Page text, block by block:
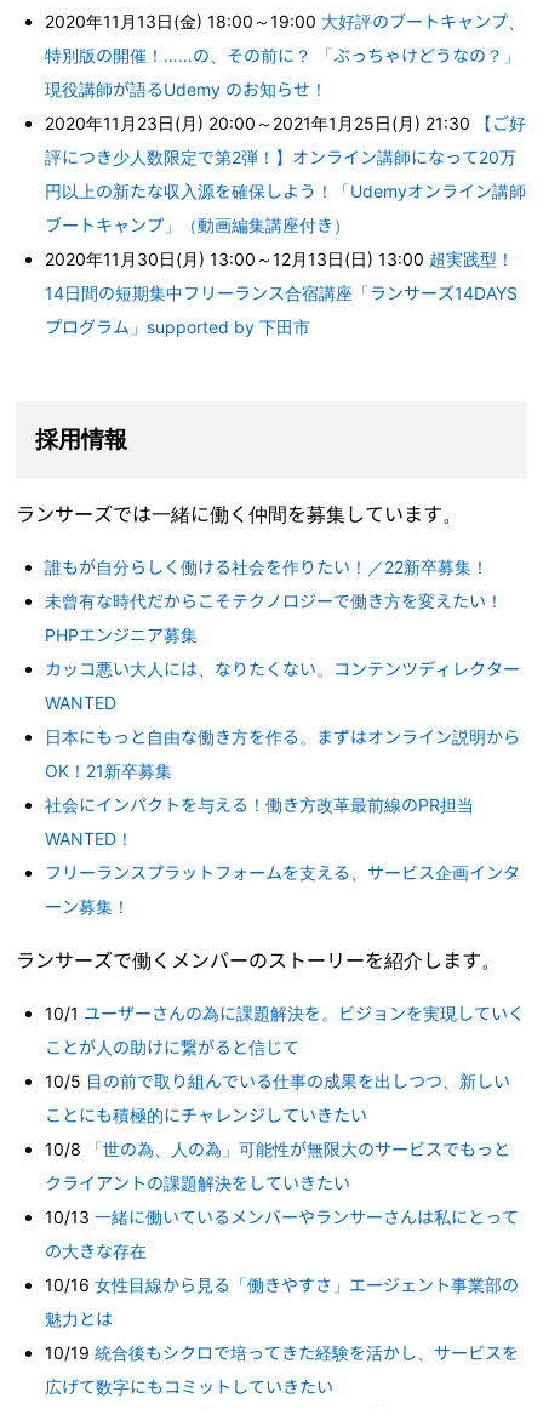
2020年11月13日(金) 18:00～19:00 大好評のブートキャンプ、
特別版の開催！……の、その前に？ 「ぶっちゃけどうなの？」
現役講師が語るUdemy のお知らせ！
2020年11月23日(月) 20:00～2021年1月25日(月) 21:30
【ご好
評につき少人数限定で第2弾！】オンライン講師になって20万
円以上の新たな収入源を確保しよう！「Udemyオンライン講師
ブートキャンプ」（動画編集講座付き）
2020年11月30日(月) 13:00～12月13日(日) 13:00 超実践型！
14日間の短期集中フリーランス合宿講座「ランサーズ14DAYS
プログラム」supported by 下田市
採用情報
ランサーズでは一緒に働く仲間を募集しています。
誰もが自分らしく働ける社会を作りたい！／22新卒募集！
未曾有な時代だからこそテクノロジーで働き方を変えたい！
PHPエンジニア募集
カッコ悪い大人には、なりたくない。コンテンツディレクター
WANTED
日本にもっと自由な働き方を作る。まずはオンライン説明から
OK！21新卒募集
社会にインパクトを与える！働き方改革最前線のPR担当
WANTED！
フリーランスプラットフォームを支える、サービス企画インタ
ーン募集！
ランサーズで働くメンバーのストーリーを紹介します。
10/1 ユーザーさんの為に課題解決を。ビジョンを実現していく
ことが人の助けに繋がると信じて
10/5 目の前で取り組んでいる仕事の成果を出しつつ、新しい
ことにも積極的にチャレンジしていきたい
10/8
「世の為、人の為」可能性が無限大のサービスでもっと
クライアントの課題解決をしていきたい
10/13一緒に働いているメンバーやランサーさんは私にとって
の大きな存在
10/16女性目線から見る「働きやすさ」エージェント事業部の
魅力とは
10/19統合後もシクロで培ってきた経験を活かし、サービスを
広げて数字にもコミットしていきたい